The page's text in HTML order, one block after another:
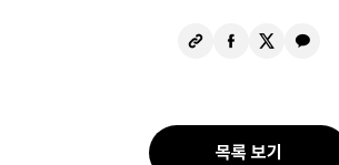
URL
페
공
X
카
목록 보기